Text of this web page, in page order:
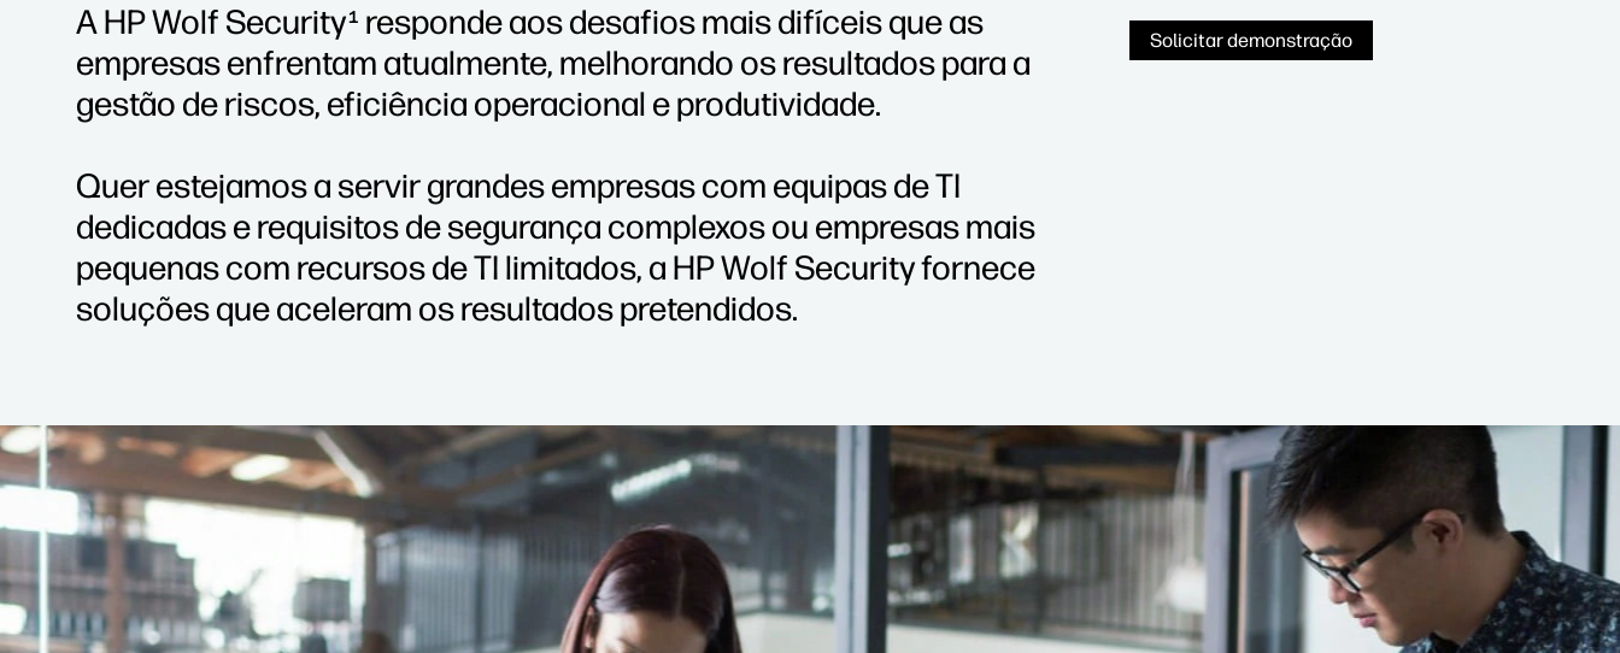
A HP Wolf Security1 responde aos desafios mais difíceis que as
empresas enfrentam atualmente, melhorando os resultados para a
gestão de riscos, eficiência operacional e produtividade.
Quer estejamos a servir grandes empresas com equipas de TI
dedicadas e requisitos de segurança complexos ou empresas mais
pequenas com recursos de TI limitados, a HP Wolf Security fornece
soluções que aceleram os resultados pretendidos.
Solicitar demonstração